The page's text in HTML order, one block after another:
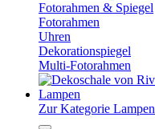
Fotorahmen & Spiegel
Fotorahmen
Uhren
Dekorationspiegel
Multi-Fotorahmen
Lampen
Zur Kategorie Lampen